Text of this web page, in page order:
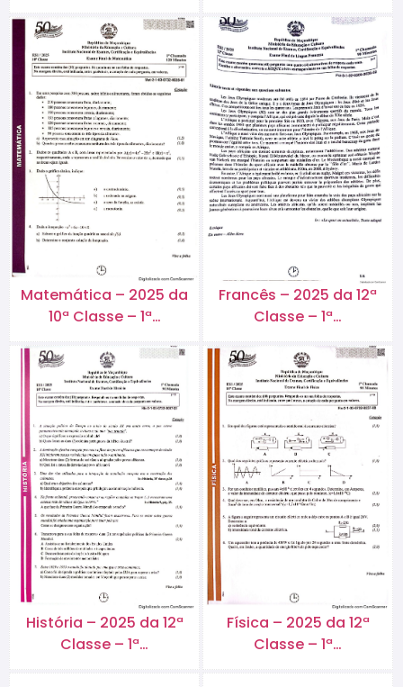
Matemática – 2025 da
10ª Classe – 1ª…
Francês – 2025 da 12ª
Classe – 1ª…
História – 2025 da 12ª
Classe – 1ª…
Física – 2025 da 12ª
Classe – 1ª…